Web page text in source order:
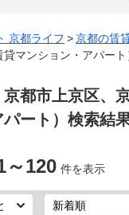
京都ライフ >京都の賃
マンション・アパー
都市上京区、
ート）検索結
～120 件を表示